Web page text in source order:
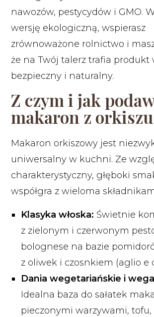
nawozów, pestycydów i GMO.
wersję ekologiczną, wspierasz
zrównoważone rolnictwo i
że na Twój talerz trafia produkt
bezpieczny i naturalny.
Z czym i jak
makaron z
Makaron orkiszowy jest
uniwersalny w kuchni. Ze
charakterystyczny, głęboki
współgra z wieloma
Klasyka włoska: Świetnie
z zielonym i czerwonym
bolognese na bazie
z oliwek i czosnkiem (aglio e
Dania wegetariańskie i
Idealna baza do sałatek
pieczonymi warzywami, tofu,